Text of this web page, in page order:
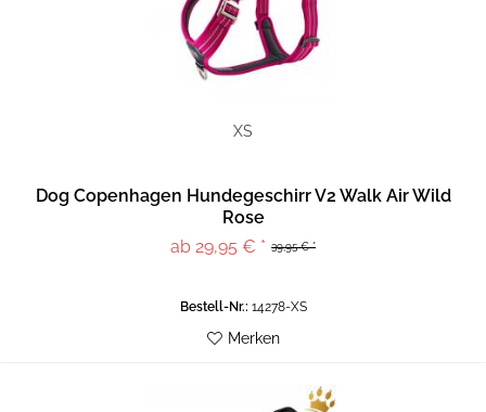
XS
Dog Copenhagen Hundegeschirr V2 Walk Air Wild
Rose
39,95 € *
ab 29,95 € *
Bestell-Nr.: 14278-XS
Merken